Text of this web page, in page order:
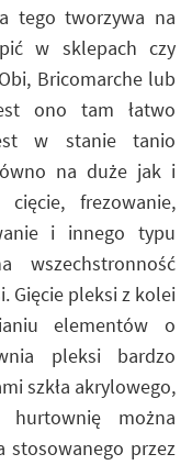
tego tworzywa na
w sklepach czy
Bricomarche lub
ono tam łatwo
w stanie tanio
na duże jak i
frezowanie,
i innego typu
wszechstronność
Gięcie pleksi z kolei
elementów o
pleksi bardzo
szkła akrylowego,
można
stosowanego przez